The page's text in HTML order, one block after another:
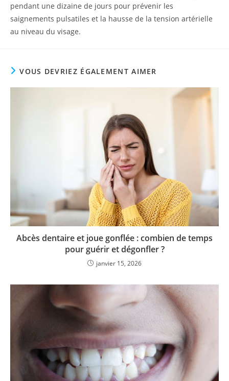
pendant une dizaine de jours pour prévenir les
saignements pulsatiles et la hausse de la tension artérielle
au niveau du visage.
VOUS DEVRIEZ ÉGALEMENT AIMER
Abcès dentaire et joue gonflée : combien de temps
pour guérir et dégonfler ?
janvier 15, 2026